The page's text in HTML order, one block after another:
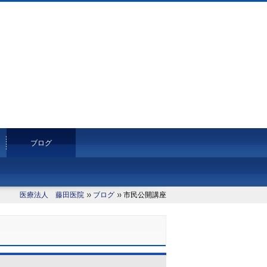
ブログ
医療法人 藤田医院 ブログ 市民公開講座